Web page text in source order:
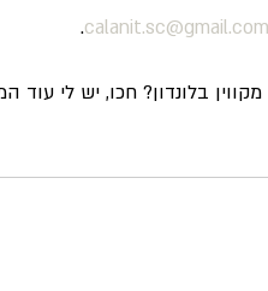
calanit.sc@gmail.com
.
בלונדון? חכו, יש לי עוד